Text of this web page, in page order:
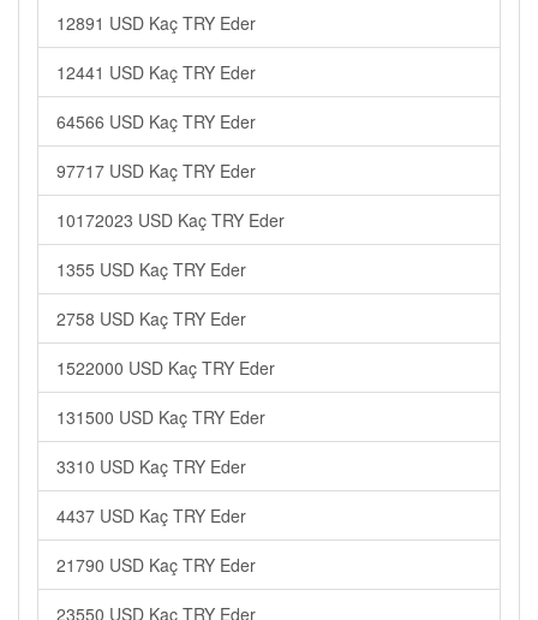
12891 USD Kaç TRY Eder
12441 USD Kaç TRY Eder
64566 USD Kaç TRY Eder
97717 USD Kaç TRY Eder
10172023 USD Kaç TRY Eder
1355 USD Kaç TRY Eder
2758 USD Kaç TRY Eder
1522000 USD Kaç TRY Eder
131500 USD Kaç TRY Eder
3310 USD Kaç TRY Eder
4437 USD Kaç TRY Eder
21790 USD Kaç TRY Eder
23550 USD Kaç TRY Eder